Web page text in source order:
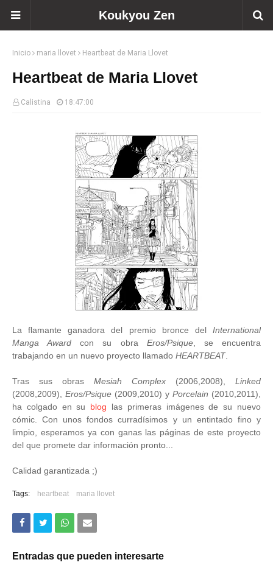
Koukyou Zen
Inicio maria llovet Heartbeat de Maria Llovet
Heartbeat de Maria Llovet
Calistina 18:47:00
La flamante ganadora del premio bronce del International
Manga Award con su obra Eros/Psique, se encuentra
trabajando en un nuevo proyecto llamado HEARTBEAT.
Tras sus obras Mesiah Complex (2006,2008), Linked
(2008,2009), Eros/Psique (2009,2010) y Porcelain (2010,2011),
ha colgado en su blog las primeras imágenes de su nuevo
cómic. Con unos fondos curradísimos y un entintado fino y
limpio, esperamos ya con ganas las páginas de este proyecto
del que promete dar información pronto...
Calidad garantizada ;)
Tags: heartbeat maria llovet
Entradas que pueden interesarte